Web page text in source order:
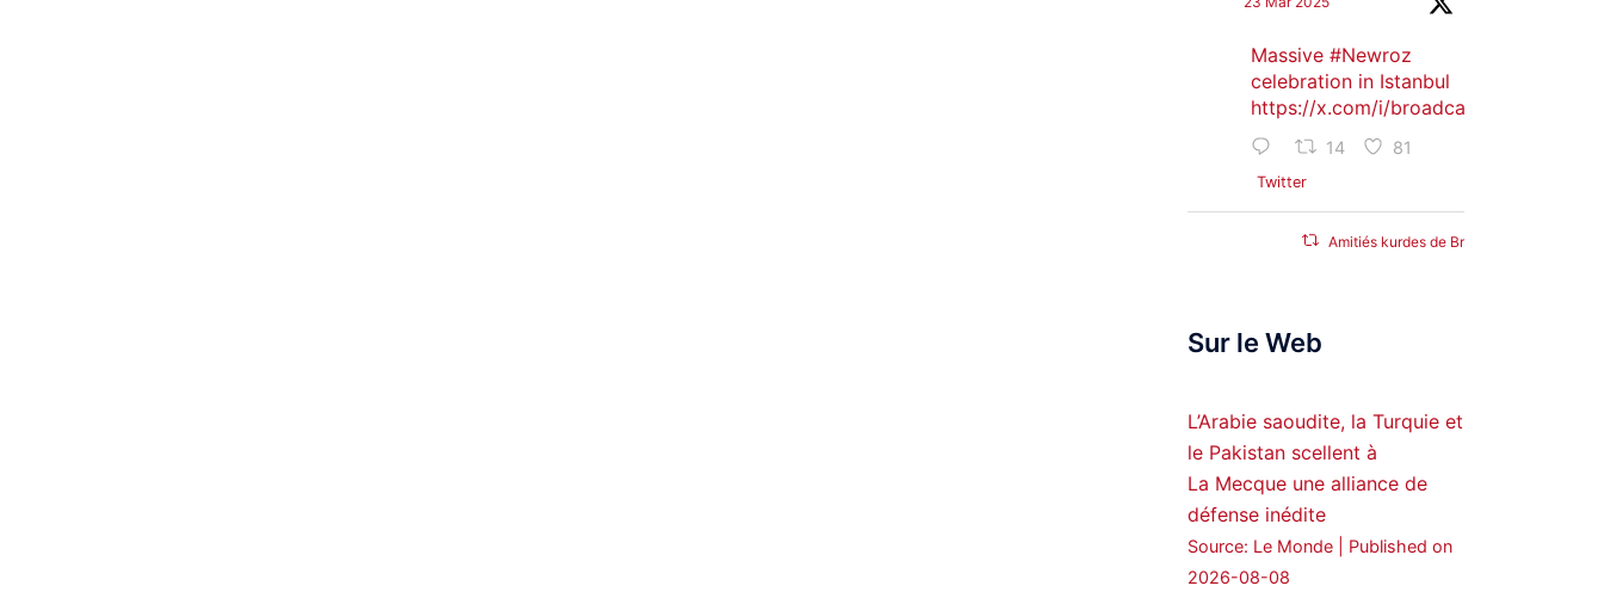
Massive #Newroz
celebration in Istanbul
https://x.com/i/broadcasts/
14 81
Twitter
Amitiés kurdes de Bretagne
25 Jan 2025
Forces, SDF appoints
hauro Abgar Daoud
Syriac Military Council,
MFS as official
spokesperson. We
wish you success
Sur le Web
L’Arabie saoudite, la Turquie et
le Pakistan scellent à
La Mecque une alliance de
défense inédite
Source: Le Monde
Published on
2026-08-08